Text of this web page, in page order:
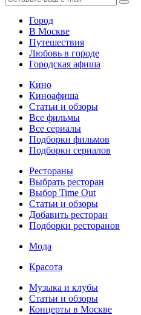
Город
В Москве
Путешествия
Любовь в городе
Городская афиша
Кино
Киноафиша
Статьи и обзоры
Все фильмы
Все сериалы
Подборки фильмов
Подборки сериалов
Рестораны
Выбрать ресторан
Выбор Time Out
Статьи и обзоры
Добавить ресторан
Подборки ресторанов
Мода
Красота
Музыка и клубы
Статьи и обзоры
Концерты в Москве